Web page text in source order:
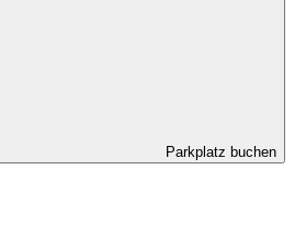
Parkplatz buchen